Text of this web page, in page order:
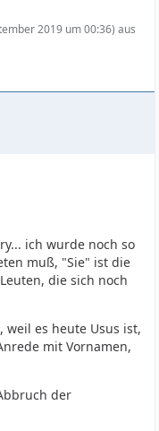
geschrieben.
schon
eine Prüfung
mit den
Die Mehrzahl
hat.
Nachbarschaft
fand keine einzige
eingebaut, inkl.
seperate PAs, wo
2019 um 00:36) aus
ich wurde noch so
muß, "Sie" ist die
die sich noch
weil es heute Usus ist,
mit Vornamen,
der